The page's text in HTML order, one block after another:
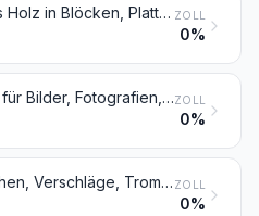
Verdichtetes Holz in Blöcken, Platten, Brettern oder Profilen ZOLL
0%
Holzrahmen für Bilder, Fotografien, Spiegel oder dergleichenZOLL
0%
Kisten, Kistchen, Verschläge, Trommeln und ähnliche Verpackungsmittel, aus Holz; Kabeltrommeln aus Holz; Flachpaletten, Boxpaletten und andere Ladungsträger, aus Holz; Palettenaufsatzwände aus Holz ZOLL
0%